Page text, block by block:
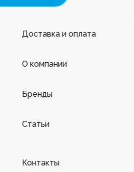
Доставка и оплата
О компании
Бренды
Статьи
Контакты